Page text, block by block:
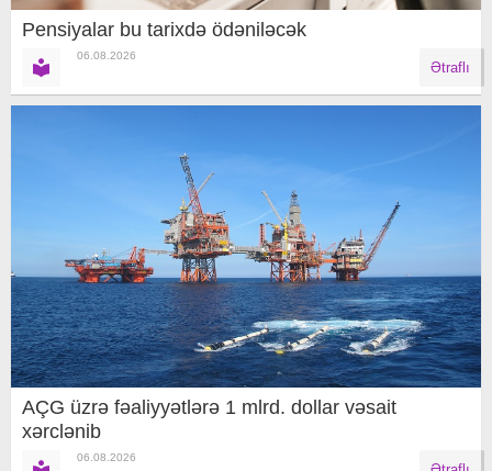
Pensiyalar bu tarixdə ödəniləcək
06.08.2026
Ətraflı
AÇG üzrə fəaliyyətlərə 1 mlrd. dollar vəsait
xərclənib
06.08.2026